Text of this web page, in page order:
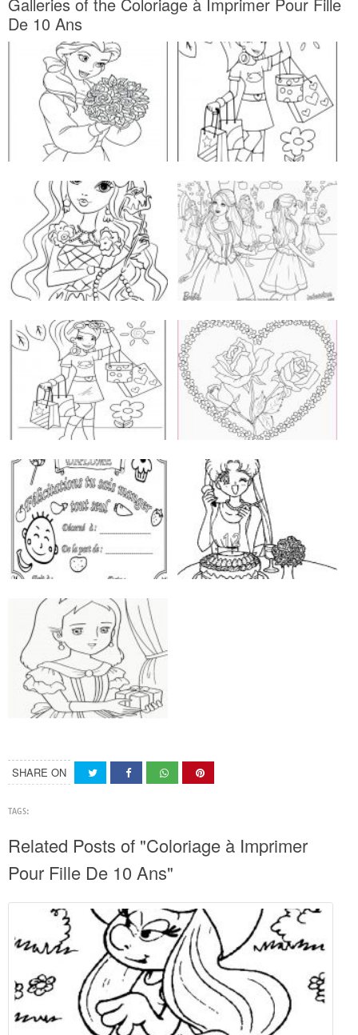
De 10 Ans
SHARE ON
TAGS:
Related Posts of "Coloriage à Imprimer
Pour Fille De 10 Ans"